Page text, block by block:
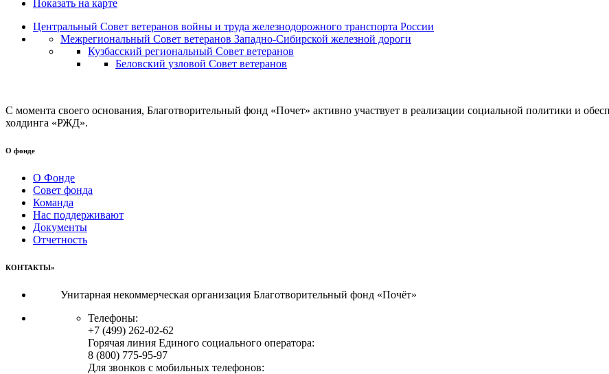
Показать на карте
Центральный Совет ветеранов войны и труда железнодорожного транспорта России
Межрегиональный Совет ветеранов Западно-Сибирской железной дороги
Кузбасский региональный Совет ветеранов
Беловский узловой Совет ветеранов
С момента своего основания, Благотворительный фонд «Почет» активно участвует в реализации социальной политики и
холдинга «РЖД».
О фонде
О Фонде
Совет фонда
Команда
Нас поддерживают
Документы
Отчетность
КОНТАКТЫ»
Унитарная некоммерческая организация Благотворительный фонд «Почёт»
Телефоны:
+7 (499) 262-02-62
Горячая линия Единого социального оператора:
8 (800) 775-95-97
Для звонков с мобильных телефонов: